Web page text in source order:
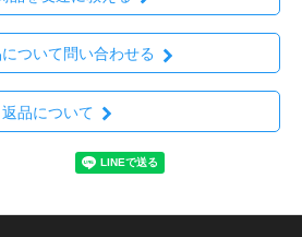
ついて問い合わせる
返品について